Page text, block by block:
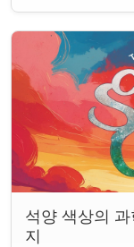
석양 색상의
지